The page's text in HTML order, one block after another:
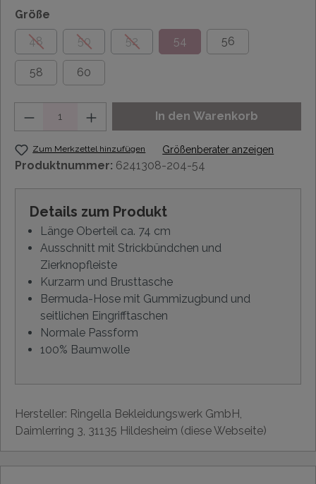
Größe
48
50 52 54 56
58 60
In den Warenkorb
Zum Merkzettel hinzufügen Größenberater anzeigen
Produktnummer: 6241308-204-54
Details zum Produkt
Länge Oberteil ca. 74 cm
Ausschnitt mit Strickbündchen und
Zierknopfleiste
Kurzarm und Brusttasche
Bermuda-Hose mit Gummizugbund und
seitlichen Eingrifftaschen
Normale Passform
100% Baumwolle
Hersteller: Ringella Bekleidungswerk GmbH,
Daimlerring 3, 31135 Hildesheim (diese Webseite)